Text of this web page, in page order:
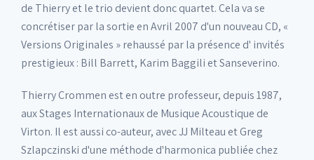
de Thierry et le trio devient donc quartet. Cela va se
concrétiser par la sortie en Avril 2007 d'un nouveau CD, «
Versions Originales » rehaussé par la présence d' invités
prestigieux : Bill Barrett, Karim Baggili et Sanseverino.
Thierry Crommen est en outre professeur, depuis 1987,
aux Stages Internationaux de Musique Acoustique de
Virton. Il est aussi co-auteur, avec JJ Milteau et Greg
Szlapczinski d'une méthode d'harmonica publiée chez